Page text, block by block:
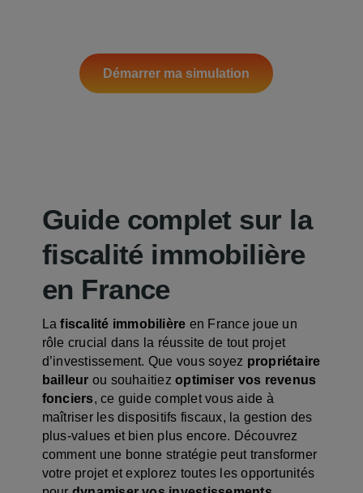
Démarrer ma simulation
Guide complet sur la
fiscalité immobilière
en France
Lafiscalité immobilière en France joue un
rôle crucial dans la réussite de tout projet
d’investissement. Que vous soyez propriétaire
bailleur ou souhaitiezoptimiser vos revenus
fonciers, ce guide complet vous aide à
maîtriser les dispositifs fiscaux, la gestion des
plus-values et bien plus encore. Découvrez
comment une bonne stratégie peut transformer
votre projet et explorez toutes les opportunités